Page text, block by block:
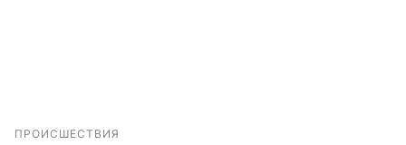
ПРОИСШЕСТВИЯ